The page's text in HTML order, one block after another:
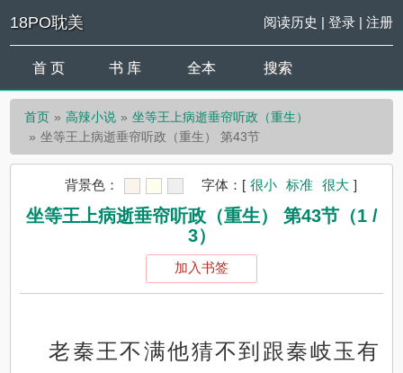
18PO耽美 阅读历史 | 登录| 注册
首 页 书 库 全本 搜索
首页 高辣小说
坐等王上病逝垂帘听政（重生）
坐等王上病逝垂帘听政（重生） 第43节
背景色： 字体： [ 很小 标准 很大 ]
坐等王上病逝垂帘听政（重生） 第43节（1 /
3）
加入书签
老秦王不满他猜不到跟秦岐玉有